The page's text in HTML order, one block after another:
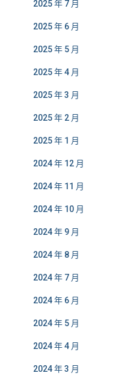
2025 年 7 月
2025 年 6 月
2025 年 5 月
2025 年 4 月
2025 年 3 月
2025 年 2 月
2025 年 1 月
2024 年 12 月
2024 年 11 月
2024 年 10 月
2024 年 9 月
2024 年 8 月
2024 年 7 月
2024 年 6 月
2024 年 5 月
2024 年 4 月
2024 年 3 月